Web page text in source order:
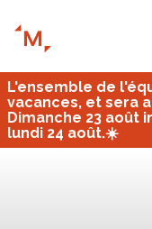
Créez
L'ensemble de
vacances, et sera
Dimanche 23 août
lundi 24 août.☀️